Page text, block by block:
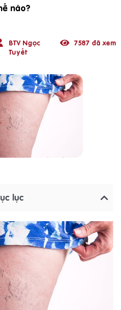
nào?
BTV Ngọc
Tuyết
7587 đã xem
lục